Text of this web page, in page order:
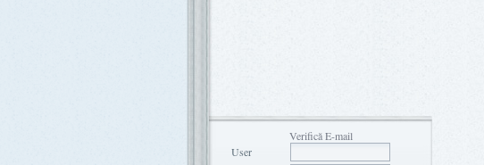
Verifică E-mail
User